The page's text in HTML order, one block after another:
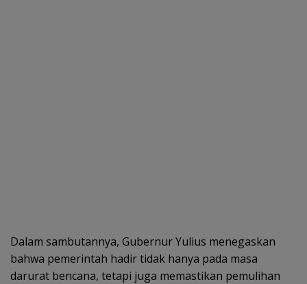
Dalam sambutannya, Gubernur Yulius menegaskan
bahwa pemerintah hadir tidak hanya pada masa
darurat bencana, tetapi juga memastikan pemulihan